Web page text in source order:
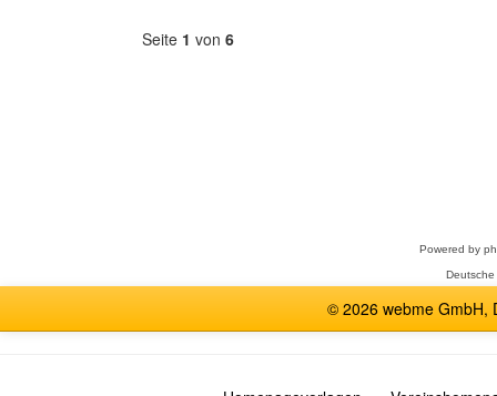
Seite 1 von 6
Powered by
© 2026 webme GmbH,